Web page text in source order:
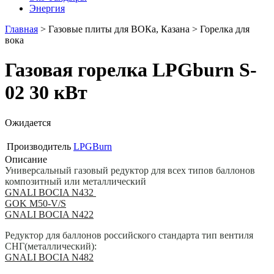
Энергия
Главная > Газовые плиты для ВОКа, Казана > Горелка для
вока
Газовая горелка LPGburn S-
02 30 кВт
Ожидается
Производитель LPGBurn
Описание
Универсальный газовый редуктор для всех типов баллонов
композитный или металлический
GNALI BOCIA N432
GOK M50-V/S
GNALI BOCIA N422
Редуктор для баллонов российского стандарта тип вентиля
СНГ(металлический):
GNALI BOCIA N482